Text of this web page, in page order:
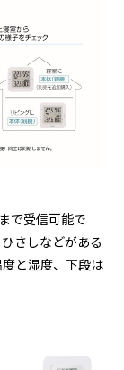
で受信可能で
さしなどがある
と湿度、下段は